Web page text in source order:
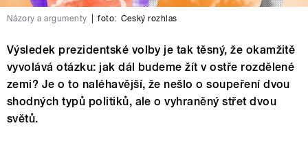
Názory a argumenty foto: Český rozhlas
Výsledek prezidentské volby je tak těsný, že okamžitě
vyvolává otázku: jak dál budeme žít v ostře rozdělené
zemi? Je o to naléhavější, že nešlo o soupeření dvou
shodných typů politiků, ale o vyhraněný střet dvou
světů.